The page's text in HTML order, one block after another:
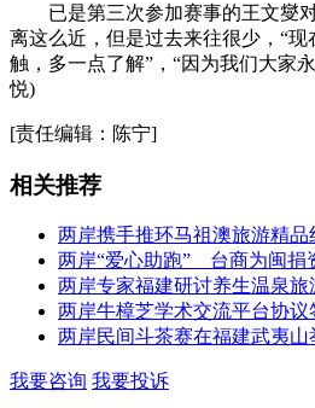
已是第三次参加赛事的王文燮对
离这么近，但是过去来往很少，“
触，多一点了解”，“因为我们大家
悦)
[责任编辑：陈宁]
相关推荐
两岸携手推环马祖澳旅游精品
两岸“爱心助跑” 台商为闽捐
两岸专家福建研讨养生温泉旅
两岸牛樟芝学术交流平台协
两岸民间斗茶赛在福建武夷山
我要咨询 我要投诉